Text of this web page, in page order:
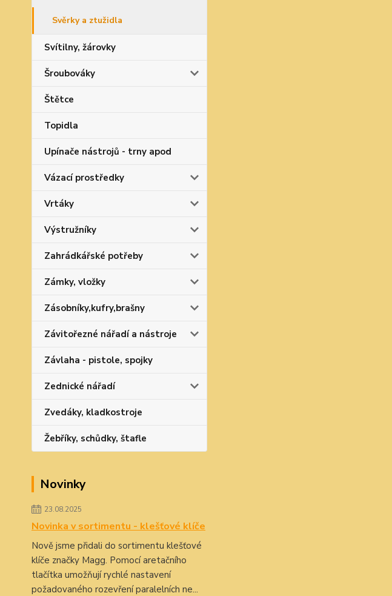
Svěrky a ztužidla
Svítilny, žárovky
Šroubováky
Štětce
Topidla
Upínače nástrojů - trny apod
Vázací prostředky
Vrtáky
Výstružníky
Zahrádkářské potřeby
Zámky, vložky
Zásobníky,kufry,brašny
Závitořezné nářadí a nástroje
Závlaha - pistole, spojky
Zednické nářadí
Zvedáky, kladkostroje
Žebříky, schůdky, štafle
Novinky
23.08.2025
Novinka v sortimentu - klešťové klíče
Nově jsme přidali do sortimentu klešťové
klíče značky Magg. Pomocí aretačního
tlačítka umožňují rychlé nastavení
požadovaného rozevření paralelních ne...